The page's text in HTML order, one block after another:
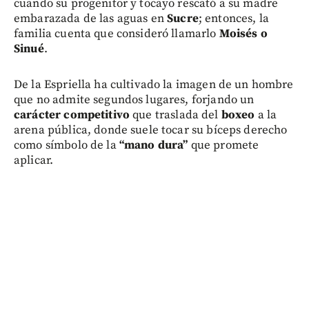
cuando su progenitor y tocayo rescató a su madre
embarazada de las aguas enSucre; entonces, la
familia cuenta que consideró llamarlo Moisés o
Sinué.
De la Espriella ha cultivado la imagen de un hombre
que no admite segundos lugares, forjando un
carácter competitivo que traslada del boxeo a la
arena pública, donde suele tocar su bíceps derecho
como símbolo de la“mano dura” que promete
aplicar.